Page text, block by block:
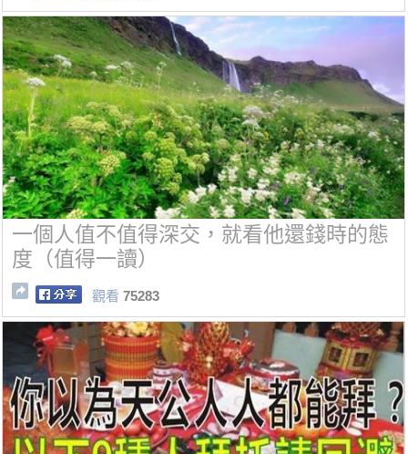
一個人值不值得深交，就看他還錢時的態
度（值得一讀）
觀看 75283